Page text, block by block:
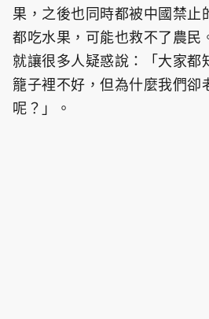
果，之後也同時都被中國禁止
都吃水果，可能也救不了農民
就讓很多人疑惑說：「大家都
籠子裡不好，但為什麼我們卻
呢？」。